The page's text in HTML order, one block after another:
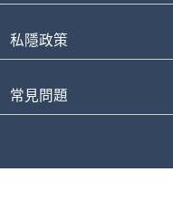
私隱政策
常見問題